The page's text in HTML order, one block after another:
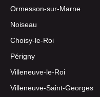
Ormesson-sur-Marne
Noiseau
Choisy-le-Roi
Périgny
Villeneuve-le-Roi
Villeneuve-Saint-Georges